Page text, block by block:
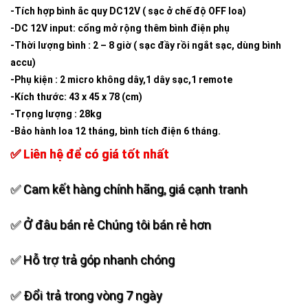
-Tích hợp bình ắc quy DC12V ( sạc ở chế độ OFF loa)
-DC 12V input: cổng mở rộng thêm bình điện phụ
-Thời lượng bình : 2 – 8 giờ ( sạc đầy rồi ngắt sạc, dùng bình
accu)
-Phụ kiện : 2 micro không dây,1 dây sạc,1 remote
-Kích thước: 43 x 45 x 78 (cm)
-Trọng lượng : 28kg
-Bảo hành loa 12 tháng, bình tích điện 6 tháng.
✅ Liên hệ để có giá tốt nhất
✅ Cam kết hàng chính hãng, giá cạnh tranh
✅ Ở đâu bán rẻ Chúng tôi bán rẻ hơn
✅ Hỗ trợ trả góp nhanh chóng
✅ Đổi trả trong vòng 7 ngày